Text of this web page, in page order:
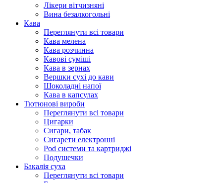
Лікери вітчизняні
Вина безалкогольні
Кава
Переглянути всі товари
Кава мелена
Кава розчинна
Кавові суміші
Кава в зернах
Вершки сухі до кави
Шоколадні напої
Кава в капсулах
Тютюнові вироби
Переглянути всі товари
Цигарки
Сигари, табак
Сигарети електронні
Pod системи та картриджі
Подушечки
Бакалія суха
Переглянути всі товари